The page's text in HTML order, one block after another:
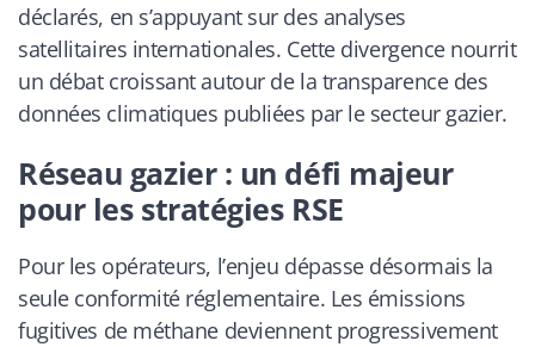
déclarés, en s’appuyant sur des analyses
satellitaires internationales. Cette divergence nourrit
un débat croissant autour de la transparence des
données climatiques publiées par le secteur gazier.
Réseau gazier : un défi majeur
pour les stratégies RSE
Pour les opérateurs, l’enjeu dépasse désormais la
seule conformité réglementaire. Les émissions
fugitives de méthane deviennent progressivement